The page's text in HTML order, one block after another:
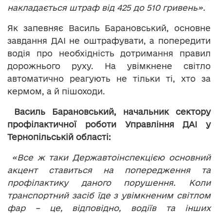
накладається штраф від 425 до 510 гривень».
Як запевняє Василь Барановський, основне
завдання ДАІ не оштрафувати, а попередити
водія про необхідність дотримання правил
дорожнього руху. На увімкнене світло
автоматично реагують не тільки ті, хто за
кермом, а й пішоходи.
Василь Барановський, начальник сектору
профілактичної роботи Управління ДАІ у
Тернопільській області:
«Все ж таки Державтоінспекцією основний
акцент ставиться на попередження та
профілактику даного порушення. Коли
транспортний засіб їде з увімкненим світлом
фар – це, відповідно, водіїв та інших